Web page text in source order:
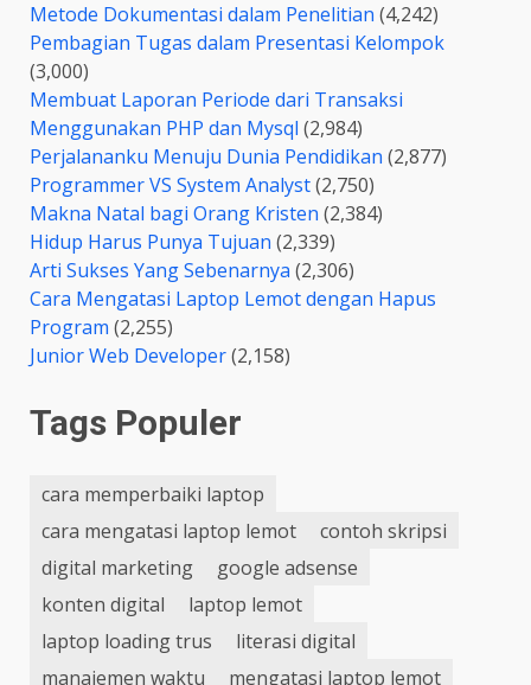
Metode Dokumentasi dalam Penelitian (4,242)
Pembagian Tugas dalam Presentasi Kelompok
(3,000)
Membuat Laporan Periode dari Transaksi
Menggunakan PHP dan Mysql (2,984)
Perjalananku Menuju Dunia Pendidikan (2,877)
Programmer VS System Analyst(2,750)
Makna Natal bagi Orang Kristen (2,384)
Hidup Harus Punya Tujuan (2,339)
Arti Sukses Yang Sebenarnya (2,306)
Cara Mengatasi Laptop Lemot dengan Hapus
Program (2,255)
Junior Web Developer(2,158)
Tags Populer
cara memperbaiki laptop
cara mengatasi laptop lemot
contoh skripsi
digital marketing
google adsense
konten digital
laptop lemot
laptop loading trus
literasi digital
manajemen waktu
mengatasi laptop lemot